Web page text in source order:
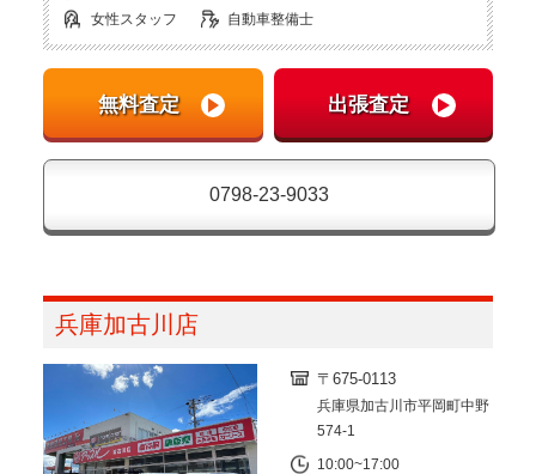
女性スタッフ
自動車整備士
0798-23-9033
兵庫加古川店
〒675-0113
兵庫県加古川市平岡町中野
574-1
10:00~17:00